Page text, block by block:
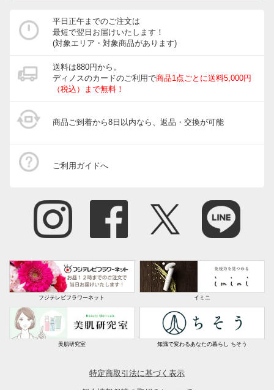
平日正午までのご注文は
最短で翌日お届けいたします！
(対象エリア・対象商品があります)
送料は880円から。
ディノスのカードのご利用で商品1点ごとに送料5,000円
（税込）まで無料！
商品ご到着から8日以内なら、返品・交換が可能
ご利用ガイドへ
フジテレビフラワーネット イミニ
美肌研究室 知識で変わるあなたの暮らし ちそう
特定商取引法に基づく表示